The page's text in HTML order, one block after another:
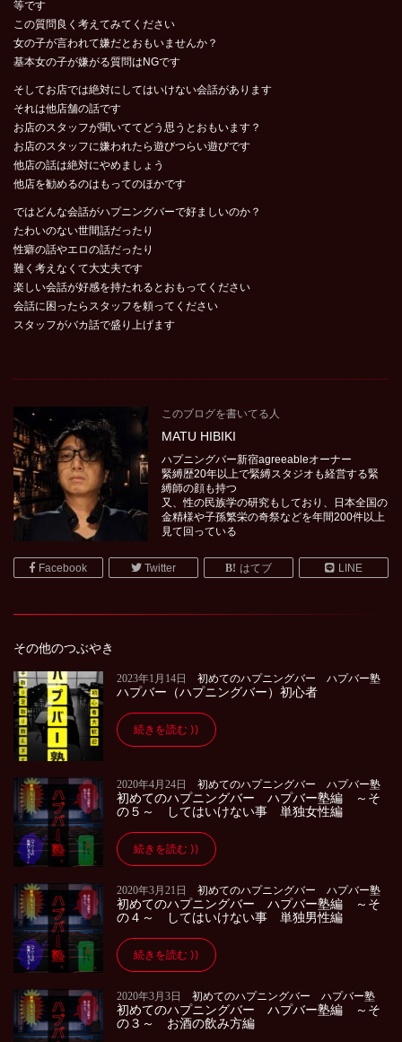
等です
この質問良く考えてみてください
女の子が言われて嫌だとおもいませんか？
基本女の子が嫌がる質問はNGです
そしてお店では絶対にしてはいけない会話があります
それは他店舗の話です
お店のスタッフが聞いててどう思うとおもいます？
お店のスタッフに嫌われたら遊びつらい遊びです
他店の話は絶対にやめましょう
他店を勧めるのはもってのほかです
ではどんな会話がハプニングバーで好ましいのか？
たわいのない世間話だったり
性癖の話やエロの話だったり
難く考えなくて大丈夫です
楽しい会話が好感を持たれるとおもってください
会話に困ったらスタッフを頼ってください
スタッフがバカ話で盛り上げます
このブログを書いてる人
MATU HIBIKI
ハプニングバー新宿agreeableオーナー
緊縛歴20年以上で緊縛スタジオも経営する緊
縛師の顔も持つ
又、性の民族学の研究もしており、日本全国の
金精様や子孫繁栄の奇祭などを年間200件以上
見て回っている
Facebook Twitter はてブ LINE
その他のつぶやき
2023年1月14日 初めてのハプニングバー ハプバー塾
ハプバー（ハプニングバー）初心者
続きを読む
2020年4月24日 初めてのハプニングバー ハプバー塾
初めてのハプニングバー ハプバー塾編 ～そ
の５～ してはいけない事 単独女性編
続きを読む
2020年3月21日 初めてのハプニングバー ハプバー塾
初めてのハプニングバー ハプバー塾編 ～そ
の４～ してはいけない事 単独男性編
続きを読む
2020年3月3日 初めてのハプニングバー ハプバー塾
初めてのハプニングバー ハプバー塾編 ～そ
の３～ お酒の飲み方編